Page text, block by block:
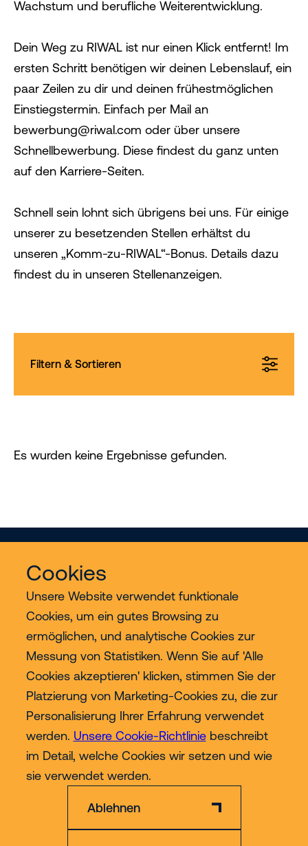
Cookies
Unsere Website verwendet funktionale
Cookies, um ein gutes Browsing zu
ermöglichen, und analytische Cookies zur
Messung von Statistiken. Wenn Sie auf 'Alle
Cookies akzeptieren' klicken, stimmen Sie der
Platzierung von Marketing-Cookies zu, die zur
Personalisierung Ihrer Erfahrung verwendet
werden. Unsere Cookie-Richtliniebeschreibt
im Detail, welche Cookies wir setzen und wie
sie verwendet werden.
Ablehnen
Wachstum und berufliche Weiterentwicklung.
Dein Weg zu RIWAL ist nur einen Klick entfernt! Im
ersten Schritt benötigen wir deinen Lebenslauf, ein
paar Zeilen zu dir und deinen frühestmöglichen
Einstiegstermin. Einfach per Mail an
bewerbung@riwal.com oder über unsere
Schnellbewerbung. Diese findest du ganz unten
auf den Karriere-Seiten.
Schnell sein lohnt sich übrigens bei uns. Für einige
unserer zu besetzenden Stellen erhältst du
unseren „Komm-zu-RIWAL“-Bonus. Details dazu
findest du in unseren Stellenanzeigen.
Filtern & Sortieren
Es wurden keine Ergebnisse gefunden.
Services
Industrien
Contact
Mehr